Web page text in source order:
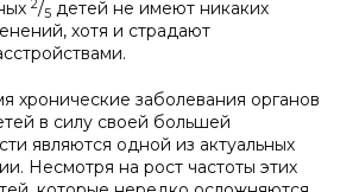
2/5 детей не имеют никаких
хотя и страдают
хронические заболевания органов
в силу своей большей
являются одной из актуальных
Несмотря на рост частоты этих